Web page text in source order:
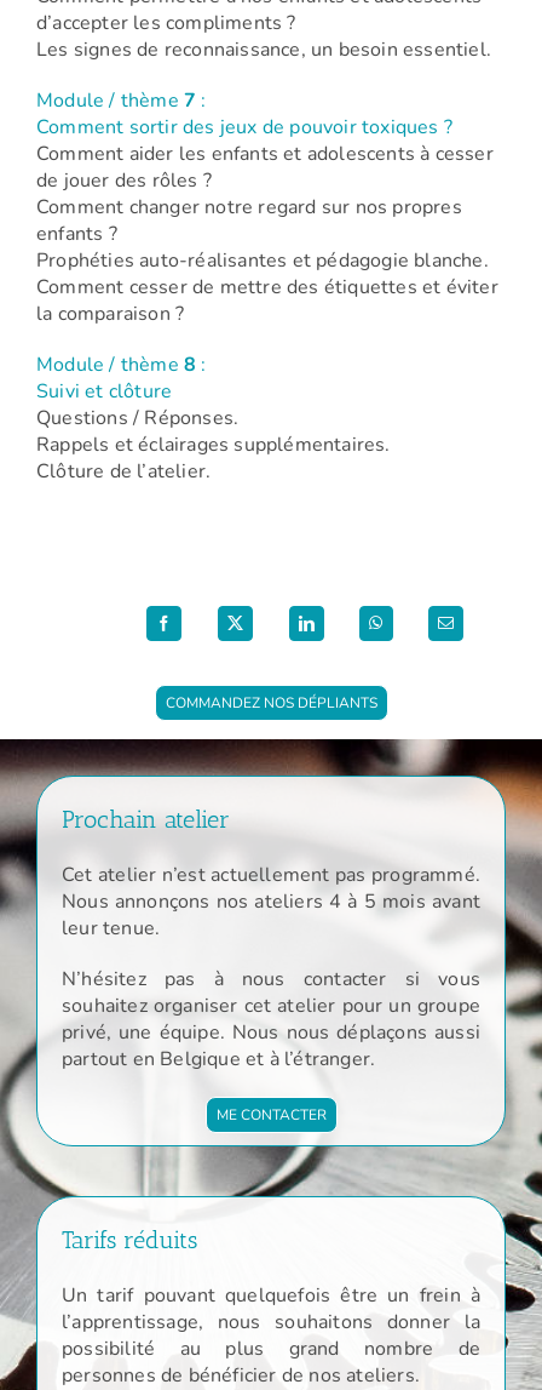
d’accepter les compliments ?
Les signes de reconnaissance, un besoin essentiel.
Module / thème 7 :
Comment sortir des jeux de pouvoir toxiques ?
Comment aider les enfants et adolescents à cesser
de jouer des rôles ?
Comment changer notre regard sur nos propres
enfants ?
Prophéties auto-réalisantes et pédagogie blanche.
Comment cesser de mettre des étiquettes et éviter
la comparaison ?
Module / thème 8 :
Suivi et clôture
Questions / Réponses.
Rappels et éclairages supplémentaires.
Clôture de l’atelier.
COMMANDEZ NOS DÉPLIANTS
Prochain atelier
Cet atelier n’est actuellement pas programmé.
Nous annonçons nos ateliers 4 à 5 mois avant
leur tenue.
N’hésitez pas à nous contacter si vous
souhaitez organiser cet atelier pour un groupe
privé, une équipe. Nous nous déplaçons aussi
partout en Belgique et à l’étranger.
ME CONTACTER
Tarifs réduits
Un tarif pouvant quelquefois être un frein à
l’apprentissage, nous souhaitons donner la
possibilité au plus grand nombre de
personnes de bénéficier de nos ateliers.